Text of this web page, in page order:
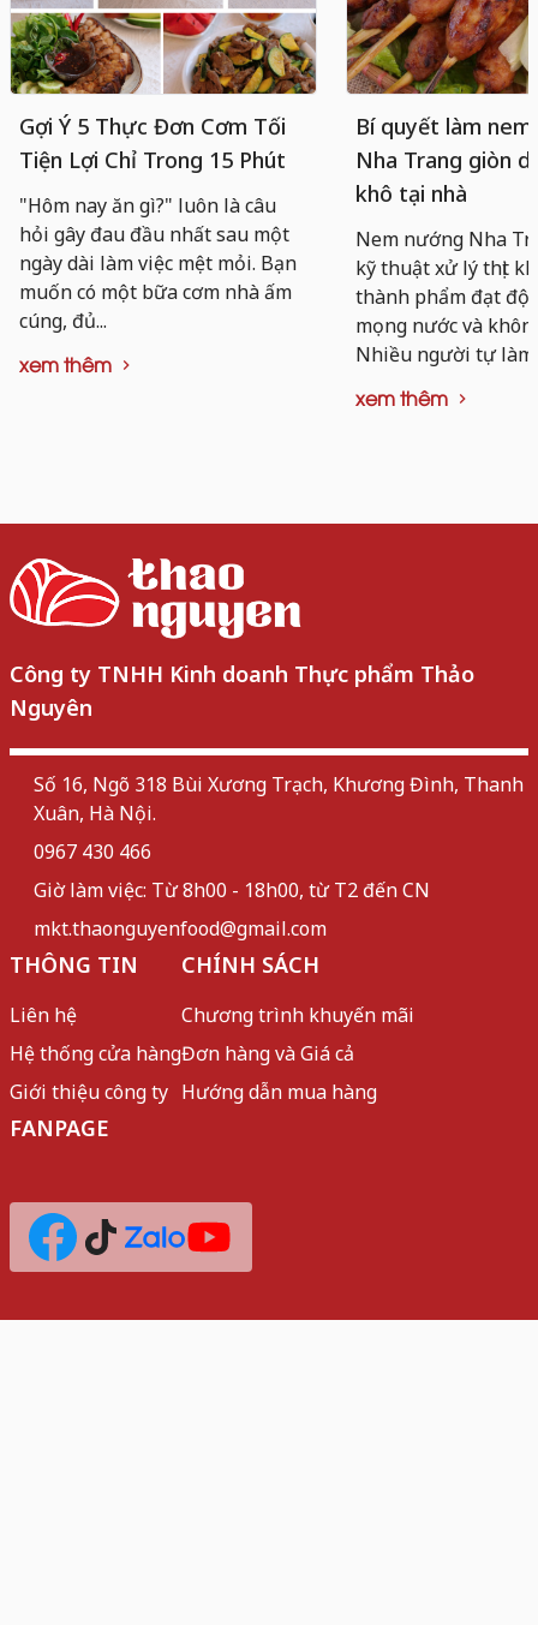
Gợi Ý 5 Thực Đơn Cơm Tối
Tiện Lợi Chỉ Trong 15 Phút
"Hôm nay ăn gì?" luôn là câu
hỏi gây đau đầu nhất sau một
ngày dài làm việc mệt mỏi. Bạn
muốn có một bữa cơm nhà ấm
cúng, đủ...
xem thêm
Bí quyết làm
Nha Trang giòn
khô tại nhà
Nem nướng Nha
kỹ thuật xử lý thịt
thành phẩm đạt độ
mọng nước và
Nhiều người tự
xem thêm
Công ty TNHH Kinh doanh Thực phẩm Thảo
Nguyên
Số 16, Ngõ 318 Bùi Xương Trạch, Khương Đình, Thanh
Xuân, Hà Nội.
0967 430 466
Giờ làm việc: Từ 8h00 - 18h00, từ T2 đến CN
mkt.thaonguyenfood@gmail.com
THÔNG TIN
Liên hệ
Hệ thống cửa hàng
Giới thiệu công ty
CHÍNH SÁCH
Chương trình khuyến mãi
Đơn hàng và Giá cả
Hướng dẫn mua hàng
FANPAGE